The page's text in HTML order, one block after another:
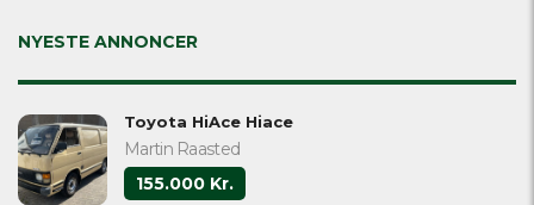
empty.
NYESTE ANNONCER
Toyota HiAce Hiace
Martin Raasted
155.000 Kr.